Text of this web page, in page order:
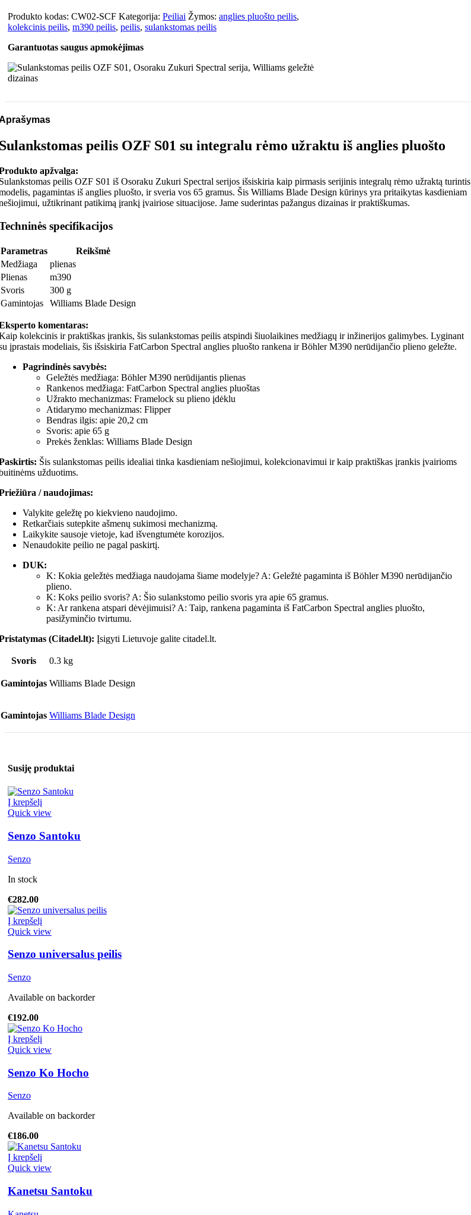
S01,
Osoraku
Spectral
Williams
geležtė
Produkto kodas: CW02-SCF Kategorija: Peiliai Žymos: anglies pluošto peilis,
kolekcinis peilis, m390 peilis, peilis, sulankstomas peilis
Garantuotas saugus apmokėjimas
peilis OZF S01 su integralu rėmo užraktu iš anglies pluošto
apžvalga:
peilis OZF S01 iš Osoraku Zukuri Spectral serijos išsiskiria kaip pirmasis serijinis integralų rėmo užraktą turintis
pagamintas iš anglies pluošto, ir sveria vos 65 gramus. Šis Williams Blade Design kūrinys yra pritaikytas kasdieniam
užtikrinant patikimą įrankį įvairiose situacijose. Jame suderintas pažangus dizainas ir praktiškumas.
specifikacijos
Parametras
Reikšmė
Medžiaga
plienas
Plienas
m390
Svoris
300 g
Gamintojas
Williams Blade Design
komentaras:
kolekcinis ir praktiškas įrankis, šis sulankstomas peilis atspindi šiuolaikines medžiagų ir inžinerijos galimybes. Lyginant
įprastais modeliais, šis išsiskiria FatCarbon Spectral anglies pluošto rankena ir Böhler M390 nerūdijančio plieno geležte.
Pagrindinės savybės:
Geležtės medžiaga: Böhler M390 nerūdijantis plienas
Rankenos medžiaga: FatCarbon Spectral anglies pluoštas
Užrakto mechanizmas: Framelock su plieno įdėklu
Atidarymo mechanizmas: Flipper
Bendras ilgis: apie 20,2 cm
Svoris: apie 65 g
Prekės ženklas: Williams Blade Design
Šis sulankstomas peilis idealiai tinka kasdieniam nešiojimui, kolekcionavimui ir kaip praktiškas įrankis įvairioms
užduotims.
/ naudojimas:
Valykite geležtę po kiekvieno naudojimo.
Retkarčiais sutepkite ašmenų sukimosi mechanizmą.
Laikykite sausoje vietoje, kad išvengtumėte korozijos.
Nenaudokite peilio ne pagal paskirtį.
DUK:
K: Kokia geležtės medžiaga naudojama šiame modelyje? A: Geležtė pagaminta iš Böhler M390 nerūdijančio
plieno.
K: Koks peilio svoris? A: Šio sulankstomo peilio svoris yra apie 65 gramus.
K: Ar rankena atspari dėvėjimuisi? A: Taip, rankena pagaminta iš FatCarbon Spectral anglies pluošto,
pasižyminčio tvirtumu.
(Citadel.lt): Įsigyti Lietuvoje galite citadel.lt.
Svoris 0.3 kg
Gamintojas Williams Blade Design
Gamintojas Williams Blade Design
Susiję produktai
Į krepšelį
Quick view
Senzo Santoku
Senzo
In stock
€282.00
Į krepšelį
Quick view
Senzo universalus peilis
Senzo
Available on backorder
€192.00
Į krepšelį
Quick view
Senzo Ko Hocho
Senzo
Available on backorder
€186.00
Į krepšelį
Quick view
Kanetsu Santoku